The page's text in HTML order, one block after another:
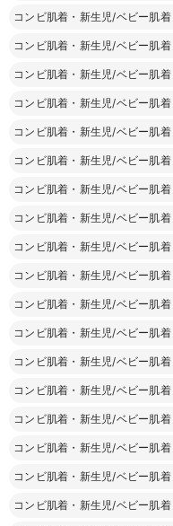
コンビ肌着・新生児/ベビー肌着
コンビ肌着・新生児/ベビー肌着
コンビ肌着・新生児/ベビー肌着
コンビ肌着・新生児/ベビー肌着
コンビ肌着・新生児/ベビー肌着
コンビ肌着・新生児/ベビー肌着
コンビ肌着・新生児/ベビー肌着
コンビ肌着・新生児/ベビー肌着
コンビ肌着・新生児/ベビー肌着
コンビ肌着・新生児/ベビー肌着
コンビ肌着・新生児/ベビー肌着
コンビ肌着・新生児/ベビー肌着
コンビ肌着・新生児/ベビー肌着
コンビ肌着・新生児/ベビー肌着
コンビ肌着・新生児/ベビー肌着
コンビ肌着・新生児/ベビー肌着
コンビ肌着・新生児/ベビー肌着
コンビ肌着・新生児/ベビー肌着